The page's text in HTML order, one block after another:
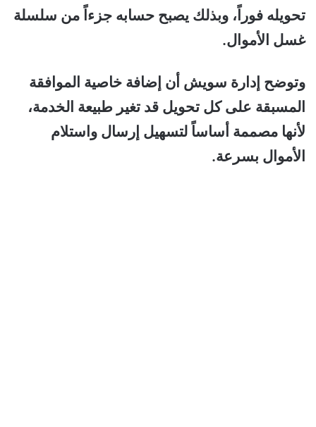
تحويله فوراً، وبذلك يصبح حسابه جزءاً من سلسلة
غسل الأموال.
وتوضح إدارة سويش أن إضافة خاصية الموافقة
المسبقة على كل تحويل قد تغير طبيعة الخدمة،
لأنها مصممة أساساً لتسهيل إرسال واستلام
الأموال بسرعة.